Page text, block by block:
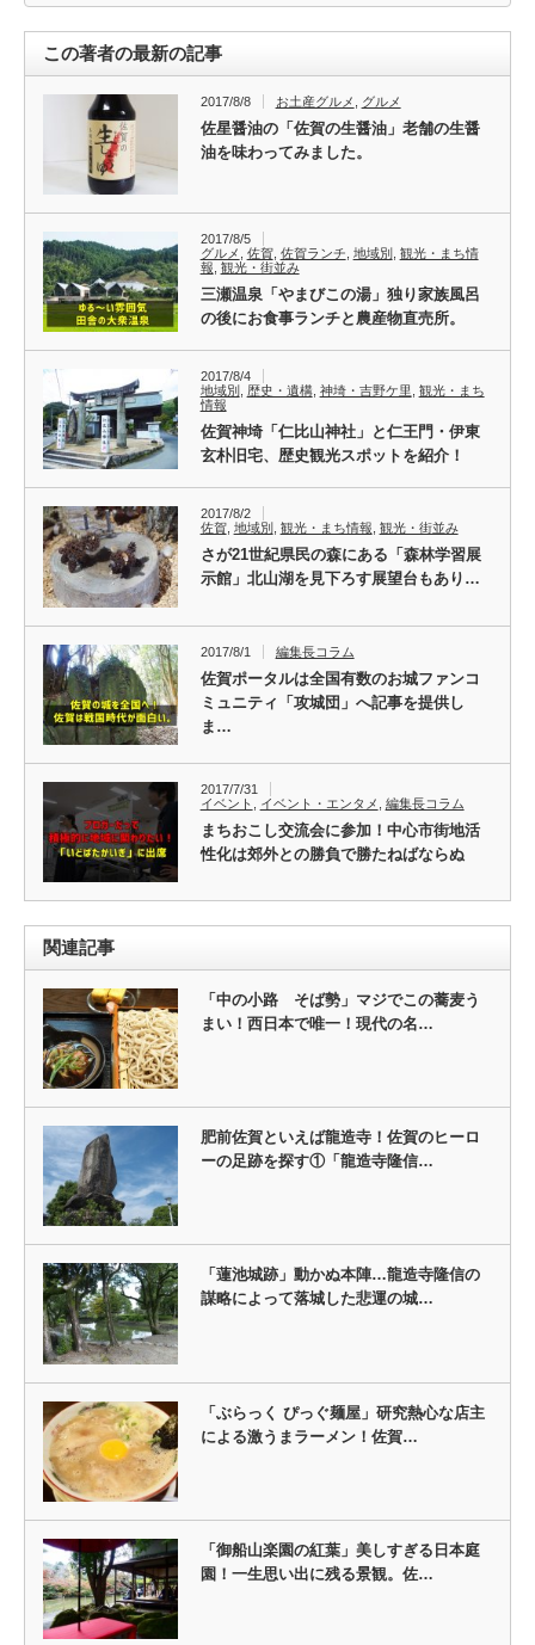
この著者の最新の記事
2017/8/8 お土産グルメ グルメ
佐星醤油の「佐賀の生醤油」老舗の生醤
油を味わってみました。
2017/8/5
グルメ
佐賀, 佐賀ランチ 地域別 観光・まち情
報 観光・街並み
三瀬温泉「やまびこの湯」独り家族風呂
の後にお食事ランチと農産物直売所。
2017/8/4
地域別
歴史・遺構, 神埼・吉野ケ里 観光・まち
情報
佐賀神埼「仁比山神社」と仁王門・伊東
玄朴旧宅、歴史観光スポットを紹介！
2017/8/2
佐賀, 地域別 観光・まち情報 観光・街並み
さが21世紀県民の森にある「森林学習展
示館」北山湖を見下ろす展望台もあり…
2017/8/1 編集長コラム
佐賀ポータルは全国有数のお城ファンコ
ミュニティ「攻城団」へ記事を提供し
ま…
2017/7/31
イベント
イベント・エンタメ 編集長コラム
まちおこし交流会に参加！中心市街地活
性化は郊外との勝負で勝たねばならぬ
関連記事
「中の小路 そば勢」マジでこの蕎麦う
まい！西日本で唯一！現代の名…
肥前佐賀といえば龍造寺！佐賀のヒーロ
ーの足跡を探す①「龍造寺隆信…
「蓮池城跡」動かぬ本陣…龍造寺隆信の
謀略によって落城した悲運の城…
「ぶらっく ぴっぐ麺屋」研究熱心な店主
による激うまラーメン！佐賀…
「御船山楽園の紅葉」美しすぎる日本庭
園！一生思い出に残る景観。佐…